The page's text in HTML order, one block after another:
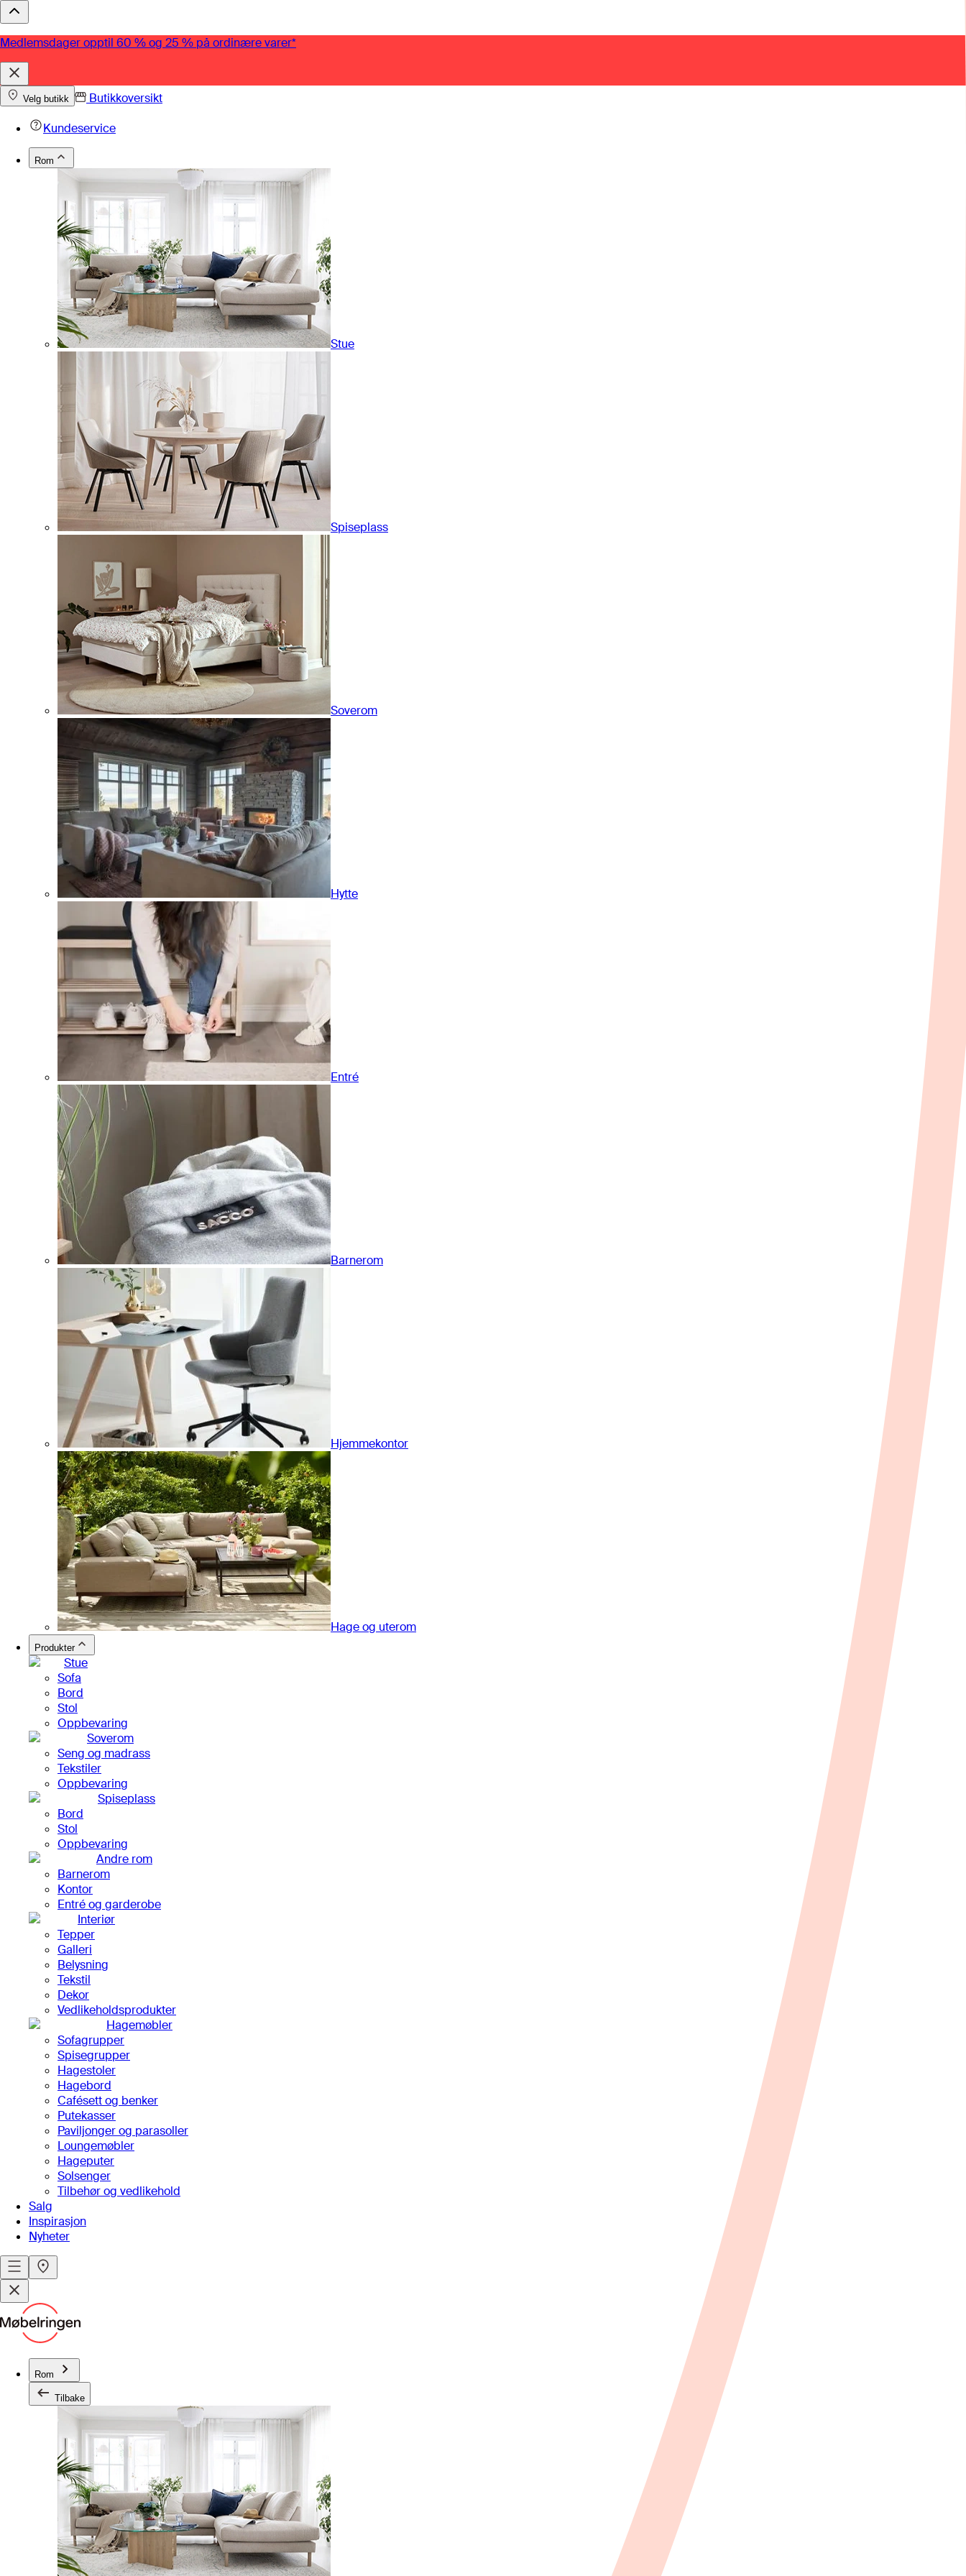
Medlemsdager opptil 60 % og 25 % på ordinære varer*
Velg butikk
Butikkoversikt
Kundeservice
Rom
Stue
Spiseplass
Soverom
Hytte
Entré
Barnerom
Hjemmekontor
Hage og uterom
Produkter
Stue
Sofa
Bord
Stol
Oppbevaring
Soverom
Seng og madrass
Tekstiler
Oppbevaring
Spiseplass
Bord
Stol
Oppbevaring
Andre rom
Barnerom
Kontor
Entré og garderobe
Interiør
Tepper
Galleri
Belysning
Tekstil
Dekor
Vedlikeholdsprodukter
Hagemøbler
Sofagrupper
Spisegrupper
Hagestoler
Hagebord
Cafésett og benker
Putekasser
Paviljonger og parasoller
Loungemøbler
Hageputer
Solsenger
Tilbehør og vedlikehold
Salg
Inspirasjon
Nyheter
Rom
Tilbake